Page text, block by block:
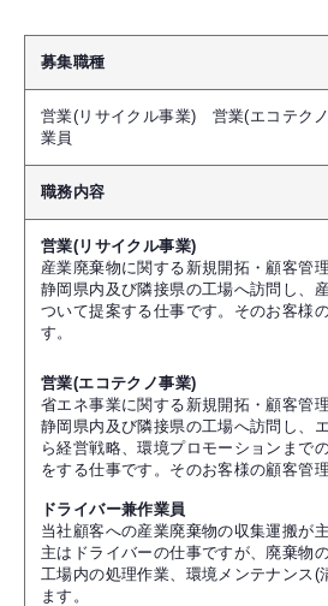
募集職種
営業(リサイクル事業) 営業(エコテク
業員
職務内容
営業(リサイクル事業)
産業廃棄物に関する新規開拓・顧客管
静岡県内及び隣接県の工場へ訪問し、
ついて提案する仕事です。そのお客様
す。
営業(エコテクノ事業)
省エネ事業に関する新規開拓・顧客管理
静岡県内及び隣接県の工場へ訪問し、
ら経営戦略、環境プロモーションまで
をする仕事です。そのお客様の顧客管
ドライバー兼作業員
当社顧客への産業廃棄物の収集運搬が
主はドライバーの仕事ですが、廃棄物
工場内の処理作業、環境メンテナンス(
ます。